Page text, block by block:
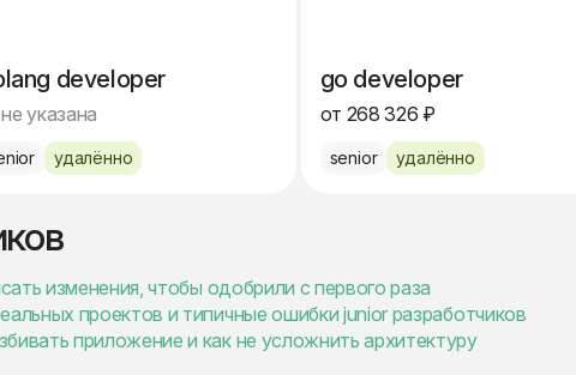
developer
указана
удалённо
go developer
от 268 326 ₽
senior удалённо
изменения, чтобы одобрили с первого раза
проектов и типичные ошибки junior разработчиков
приложение и как не усложнить архитектуру